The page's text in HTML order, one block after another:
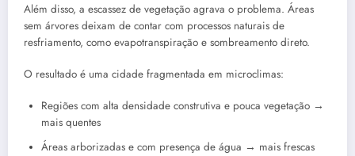
Além disso, a escassez de vegetação agrava o problema. Áreas
sem árvores deixam de contar com processos naturais de
resfriamento, como evapotranspiração e sombreamento direto.
O resultado é uma cidade fragmentada em microclimas:
Regiões com alta densidade construtiva e pouca vegetação →
mais quentes
Áreas arborizadas e com presença de água → mais frescas